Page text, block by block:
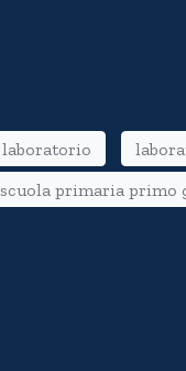
laboratorio
scuola primaria primo